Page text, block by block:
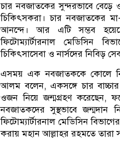
চার নবজাতকের সুন্দরভাবে বেড়ে
চিকিৎসকরা। চার নবজাতকের
আনন্দে। আর এটি সম্ভব
ফিটোম্যার্টারনাল মেডিসিন
চিকিৎসাসেবা ও নার্সদের নিবিড়
এসময় এক নবজাতককে কোলে
আলম বলেন, একসঙ্গে চার
ওজন নিয়ে জন্মগ্রহণ করেছেন,
নবজাতকদের সুস্থভাবে জন্মদান
ফিটোম্যার্টারনাল মেডিসিন
করায় মহান আল্লাহর রহমতে